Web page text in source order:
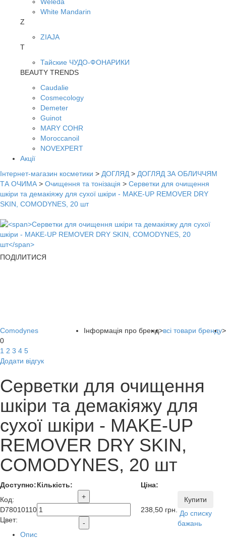
White Mandarin
Z
ZIAJA
Т
Тайские ЧУДО-ФОНАРИКИ
BEAUTY TRENDS
Caudalie
Cosmecology
Demeter
Guinot
MARY COHR
Moroccanoil
NOVEXPERT
Акції
Інтернет-магазин косметики > ДОГЛЯД > ДОГЛЯД ЗА ОБЛИЧЧЯМ
ТА ОЧИМА > Очищення та тонізація > Серветки для очищення
шкіри та демакіяжу для сухої шкіри - MAKE-UP REMOVER DRY
SKIN, COMODYNES, 20 шт
ПОДІЛИТИСЯ
Інформація про бренд>всі товари бренду>
Comodynes
0
1 2 3 4 5
Додати відгук
Серветки для очищення
шкіри та демакіяжу для
сухої шкіри - MAKE-UP
REMOVER DRY SKIN,
COMODYNES, 20 шт
Доступно:Кількість:
Ціна:
Код:
D78010110
Цвет:
+
-
238,50 грн.
Купити
До списку
бажань
Опис